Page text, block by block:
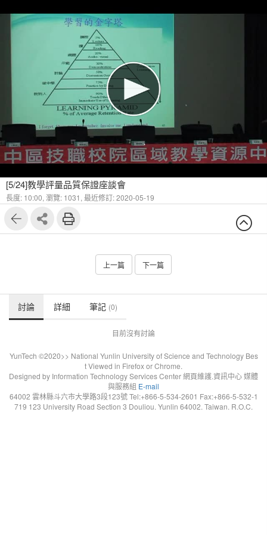
[5/24]教學評量品質保證座談會
長度: 10:00, 瀏覽: 1031, 最近修訂: 2020-05-19
上一篇 下一篇
討論 詳細 筆記 (0)
目前沒有討論
YunTech ©2020>> National Yunlin University of Science and Technology Bes
t Viewed in Firefox or Chrome.
Designed by Information Technology Services Center 網頁維護.資訊中心 媒體
與服務組 E-mail
64002 雲林縣斗六市大學路3段123號 Tel:+866-5-534-2601 Fax:+866-5-532-1
719 123 University Road Section 3 Douliou. Yunlin 64002. Taiwan. R.O.C.